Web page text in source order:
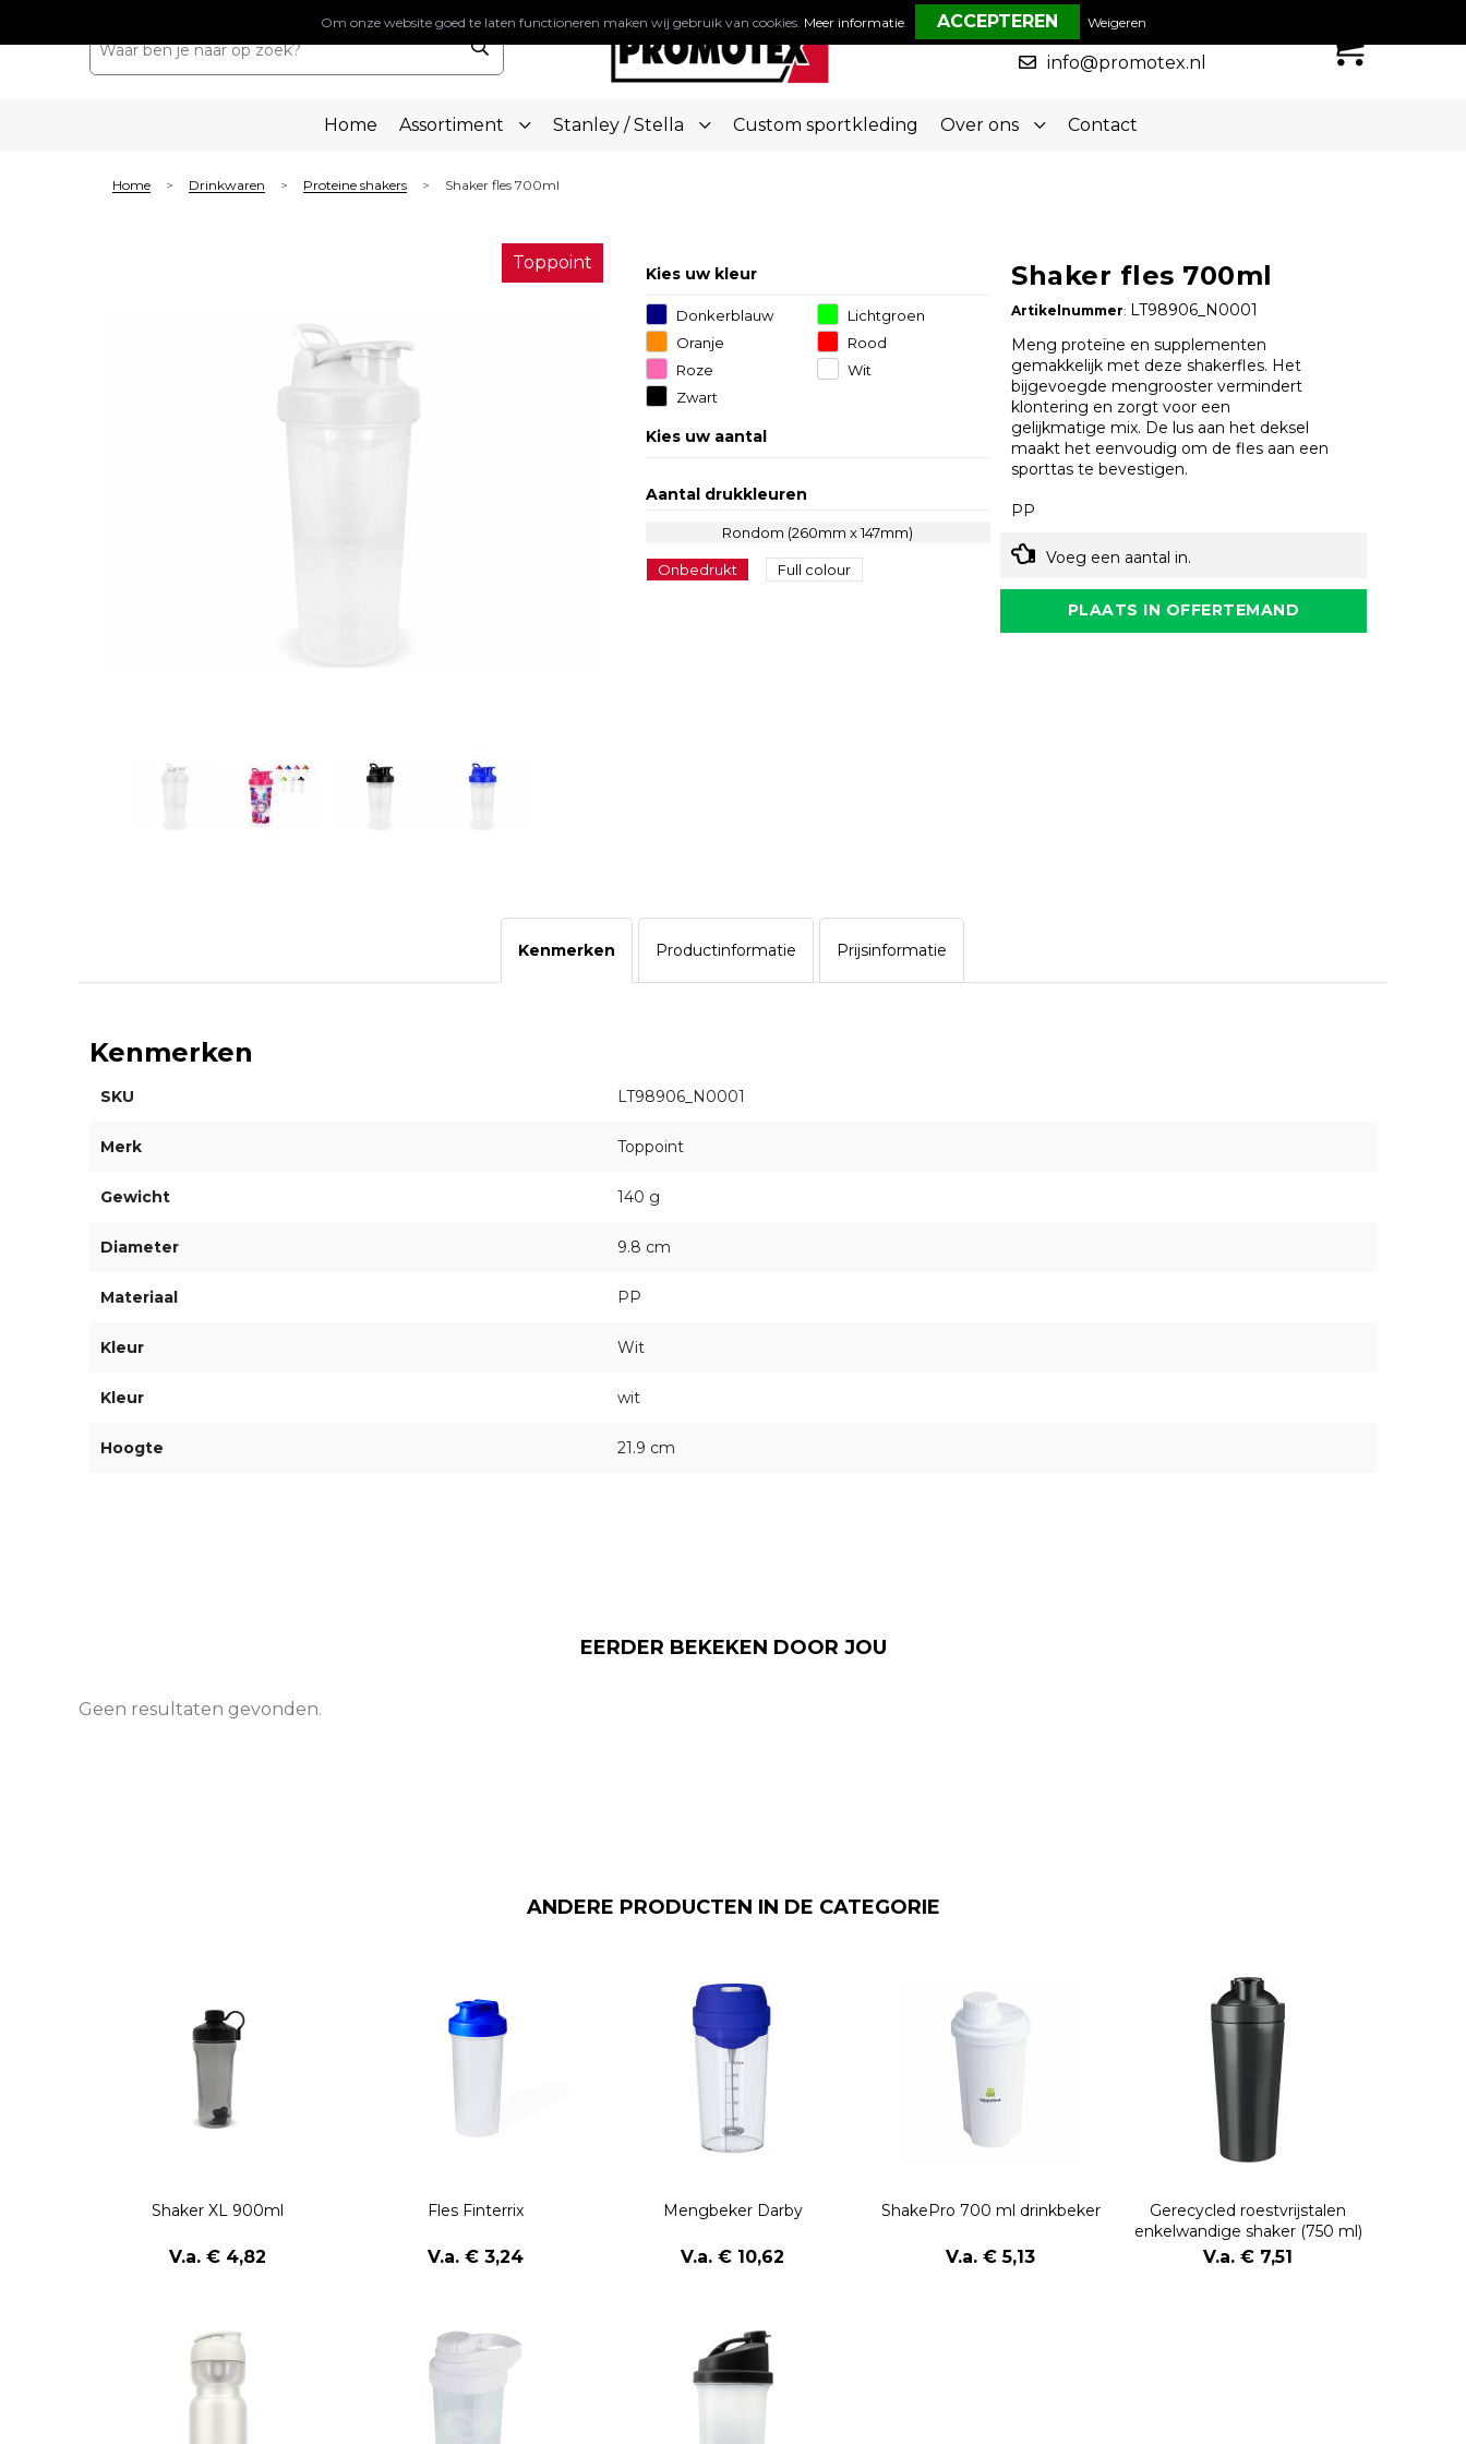
050-5773636
info@promotex.nl
Home Assortiment Stanley / Stella Custom sportkleding Over ons Contact
Home > Drinkwaren > Proteine shakers > Shaker fles 700ml
Toppoint
Kies uw kleur
Donkerblauw
Lichtgroen
Oranje
Rood
Roze
Wit
Zwart
Kies uw aantal
Aantal drukkleuren
Rondom (260mm x 147mm)
Onbedrukt Full colour
Shaker fles 700ml
Artikelnummer: LT98906_N0001
Meng proteïne en supplementen
gemakkelijk met deze shakerfles. Het
bijgevoegde mengrooster vermindert
klontering en zorgt voor een
gelijkmatige mix. De lus aan het deksel
maakt het eenvoudig om de fles aan een
sporttas te bevestigen.
PP
Voeg een aantal in.
PLAATS IN OFFERTEMAND
Kenmerken Productinformatie Prijsinformatie
Kenmerken
SKU LT98906_N0001
Merk Toppoint
Gewicht 140 g
Diameter 9.8 cm
Materiaal PP
Kleur Wit
Kleur wit
Hoogte 21.9 cm
EERDER BEKEKEN DOOR JOU
Geen resultaten gevonden.
ANDERE PRODUCTEN IN DE CATEGORIE
Shaker XL 900ml
V.a. € 4,82
Fles Finterrix
V.a. € 3,24
Mengbeker Darby
V.a. € 10,62
ShakePro 700 ml drinkbeker
V.a. € 5,13
Gerecycled roestvrijstalen
enkelwandige shaker (750 ml)
Orla
V.a. € 7,51
Om onze website goed te laten functioneren maken wij gebruik van cookies. Meer informatie. Weigeren